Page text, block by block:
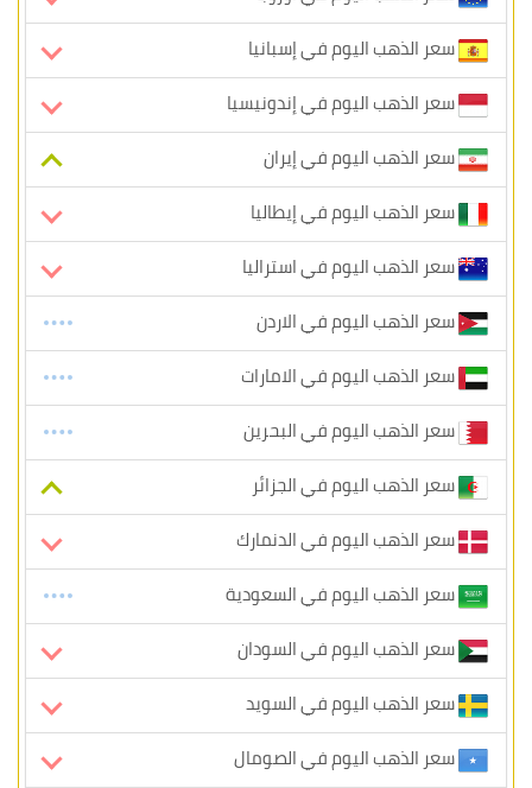
سعر الذهب اليوم في إسبانيا
سعر الذهب اليوم في إندونيسيا
سعر الذهب اليوم في إيران
سعر الذهب اليوم في إيطاليا
سعر الذهب اليوم في استراليا
سعر الذهب اليوم في الاردن
سعر الذهب اليوم في الامارات
سعر الذهب اليوم في البحرين
سعر الذهب اليوم في الجزائر
سعر الذهب اليوم في الدنمارك
سعر الذهب اليوم في السعودية
سعر الذهب اليوم في السودان
سعر الذهب اليوم في السويد
سعر الذهب اليوم في الصومال